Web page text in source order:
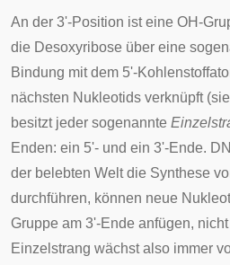
An der 3'-Position ist eine OH-
die Desoxyribose über eine
Bindung mit dem 5'-
nächsten Nukleotids verknüpft
besitzt jeder sogenannte
Enden: ein 5'- und ein 3'-Ende.
der belebten Welt die Synthese
durchführen, können neue
Gruppe am 3'-Ende anfügen,
Einzelstrang wächst also immer